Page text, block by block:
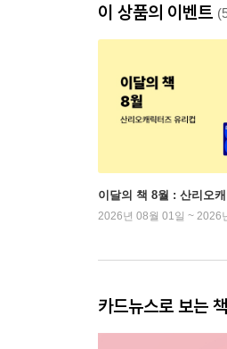
이 상품의 이벤트
이달의 책 8월 : 산리오
2026년 08월 01일 ~ 2026
카드뉴스로 보는 책